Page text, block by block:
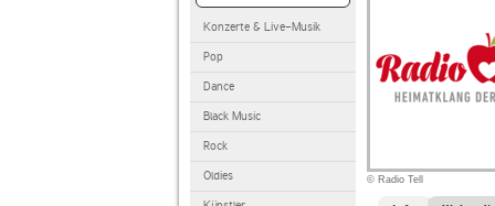
Konzerte & Live-Musik
Pop
Dance
Black Music
Rock
Oldies © Radio Tell